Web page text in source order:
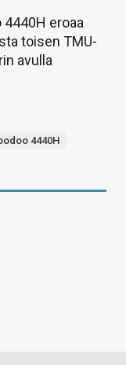
eroaa
toisen TMU-
avulla
4440H